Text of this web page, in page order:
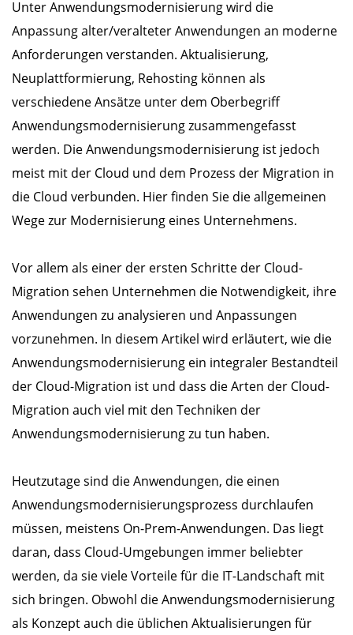
Unter Anwendungsmodernisierung wird die
Anpassung alter/veralteter Anwendungen an moderne
Anforderungen verstanden. Aktualisierung,
Neuplattformierung, Rehosting können als
verschiedene Ansätze unter dem Oberbegriff
Anwendungsmodernisierung zusammengefasst
werden. Die Anwendungsmodernisierung ist jedoch
meist mit der Cloud und dem Prozess der Migration in
die Cloud verbunden. Hier finden Sie die allgemeinen
Wege zur Modernisierung eines Unternehmens.
Vor allem als einer der ersten Schritte der Cloud-
Migration sehen Unternehmen die Notwendigkeit, ihre
Anwendungen zu analysieren und Anpassungen
vorzunehmen. In diesem Artikel wird erläutert, wie die
Anwendungsmodernisierung ein integraler Bestandteil
der Cloud-Migration ist und dass die Arten der Cloud-
Migration auch viel mit den Techniken der
Anwendungsmodernisierung zu tun haben.
Heutzutage sind die Anwendungen, die einen
Anwendungsmodernisierungsprozess durchlaufen
müssen, meistens On-Prem-Anwendungen. Das liegt
daran, dass Cloud-Umgebungen immer beliebter
werden, da sie viele Vorteile für die IT-Landschaft mit
sich bringen. Obwohl die Anwendungsmodernisierung
als Konzept auch die üblichen Aktualisierungen für